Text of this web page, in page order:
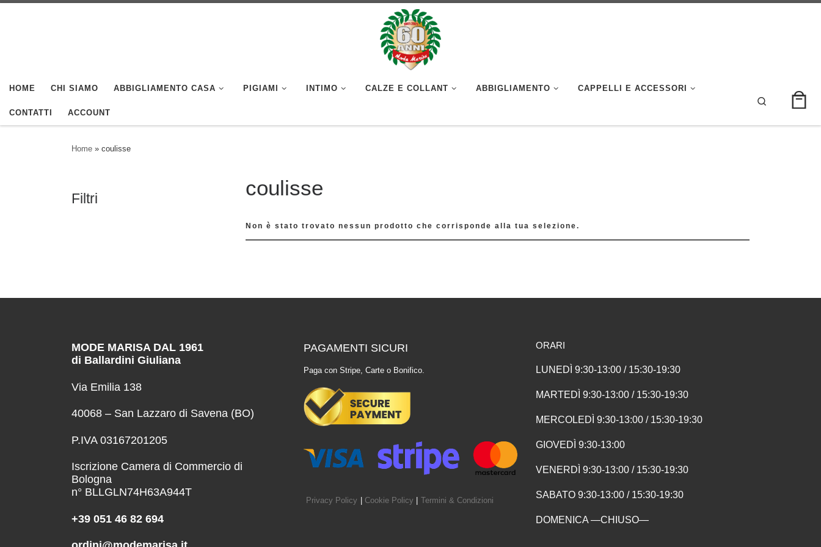
HOME CHI SIAMO ABBIGLIAMENTO CASA PIGIAMI INTIMO CALZE E COLLANT ABBIGLIAMENTO CAPPELLI E ACCESSORI
CONTATTI ACCOUNT
Search
Home » coulisse
coulisse
Non è stato trovato nessun prodotto che corrisponde alla tua selezione.
Filtri
MODE MARISA DAL 1961
di Ballardini Giuliana
Via Emilia 138
40068 – San Lazzaro di Savena (BO)
P.IVA 03167201205
Iscrizione Camera di Commercio di
Bologna
n° BLLGLN74H63A944T
+39 051 46 82 694
PAGAMENTI SICURI
Paga con Stripe, Carte o Bonifico.
Privacy Policy Cookie Policy Termini & Condizioni
ORARI
LUNEDÌ 9:30-13:00 / 15:30-19:30
MARTEDÌ 9:30-13:00 / 15:30-19:30
MERCOLEDÌ 9:30-13:00 / 15:30-19:30
GIOVEDÌ 9:30-13:00
VENERDÌ 9:30-13:00 / 15:30-19:30
SABATO 9:30-13:00 / 15:30-19:30
DOMENICA —CHIUSO—